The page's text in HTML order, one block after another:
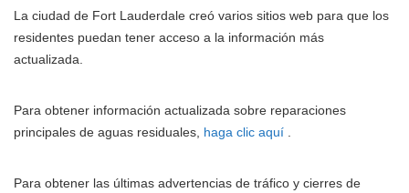
La ciudad de Fort Lauderdale creó varios sitios web para que los
residentes puedan tener acceso a la información más
actualizada.
Para obtener información actualizada sobre reparaciones
principales de aguas residuales, haga clic aquí
Para obtener las últimas advertencias de tráfico y cierres de